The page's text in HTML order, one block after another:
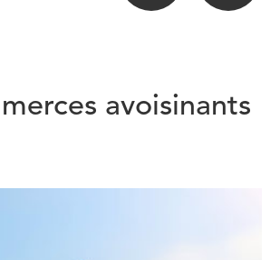
avoisinants